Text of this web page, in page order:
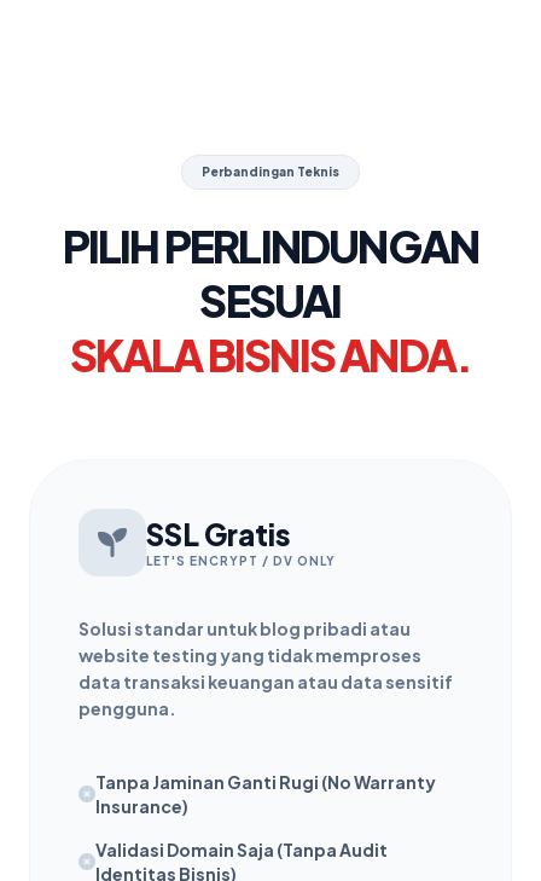
Perbandingan Teknis
PILIH PERLINDUNGAN
SESUAI
SKALA BISNIS ANDA.
SSL Gratis
LET'S ENCRYPT / DV ONLY
Solusi standar untuk blog pribadi atau
website testing yang tidak memproses
data transaksi keuangan atau data sensitif
pengguna.
Tanpa Jaminan Ganti Rugi (No Warranty
Insurance)
Validasi Domain Saja (Tanpa Audit
Identitas Bisnis)